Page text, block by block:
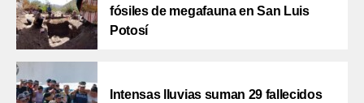
fósiles de megafauna en San Luis
Potosí
Intensas lluvias suman 29 fallecidos